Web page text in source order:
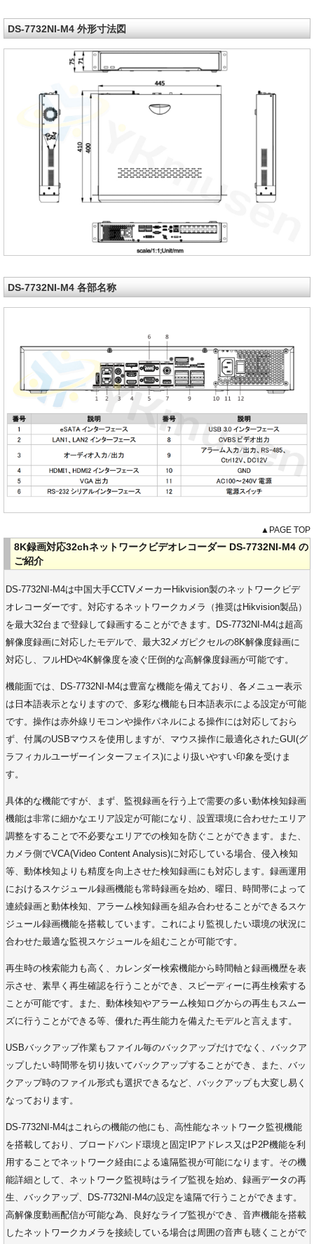
DS-7732NI-M4 外形寸法図
DS-7732NI-M4 各部名称
▲PAGE TOP
8K録画対応32chネットワークビデオレコーダー DS-7732NI-M4 の
ご紹介
DS-7732NI-M4は中国大手CCTVメーカーHikvision製のネットワークビデ
オレコーダーです。対応するネットワークカメラ（推奨はHikvision製品）
を最大32台まで登録して録画することができます。DS-7732NI-M4は超高
解像度録画に対応したモデルで、最大32メガピクセルの8K解像度録画に
対応し、フルHDや4K解像度を凌ぐ圧倒的な高解像度録画が可能です。
機能面では、DS-7732NI-M4は豊富な機能を備えており、各メニュー表示
は日本語表示となりますので、多彩な機能も日本語表示による設定が可能
です。操作は赤外線リモコンや操作パネルによる操作には対応しておら
ず、付属のUSBマウスを使用しますが、マウス操作に最適化されたGUI(グ
ラフィカルユーザーインターフェイス)により扱いやすい印象を受けま
す。
具体的な機能ですが、まず、監視録画を行う上で需要の多い動体検知録画
機能は非常に細かなエリア設定が可能になり、設置環境に合わせたエリア
調整をすることで不必要なエリアでの検知を防ぐことができます。また、
カメラ側でVCA(Video Content Analysis)に対応している場合、侵入検知
等、動体検知よりも精度を向上させた検知録画にも対応します。録画運用
におけるスケジュール録画機能も常時録画を始め、曜日、時間帯によって
連続録画と動体検知、アラーム検知録画を組み合わせることができるスケ
ジュール録画機能を搭載しています。これにより監視したい環境の状況に
合わせた最適な監視スケジュールを組むことが可能です。
再生時の検索能力も高く、カレンダー検索機能から時間軸と録画機歴を表
示させ、素早く再生確認を行うことができ、スピーディーに再生検索する
ことが可能です。また、動体検知やアラーム検知ログからの再生もスムー
ズに行うことができる等、優れた再生能力を備えたモデルと言えます。
USBバックアップ作業もファイル毎のバックアップだけでなく、バックア
ップしたい時間帯を切り抜いてバックアップすることができ、また、バッ
クアップ時のファイル形式も選択できるなど、バックアップも大変し易く
なっております。
DS-7732NI-M4はこれらの機能の他にも、高性能なネットワーク監視機能
を搭載しており、ブロードバンド環境と固定IPアドレス又はP2P機能を利
用することでネットワーク経由による遠隔監視が可能になります。その機
能詳細として、ネットワーク監視時はライブ監視を始め、録画データの再
生、バックアップ、DS-7732NI-M4の設定を遠隔で行うことができます。
高解像度動画配信が可能な為、良好なライブ監視ができ、音声機能を搭載
したネットワークカメラを接続している場合は周囲の音声も聴くことがで